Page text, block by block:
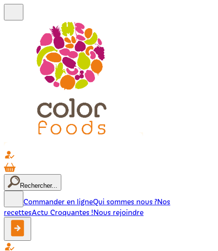
Rechercher...
Commander en ligneQui sommes nous ?Nos
recettesActu Croquantes !Nous rejoindre